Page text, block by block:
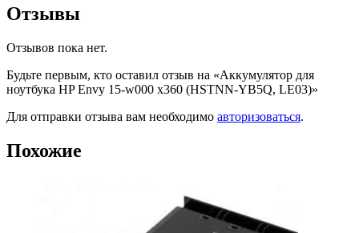
Отзывы
Отзывов пока нет.
Будьте первым, кто оставил отзыв на «Аккумулятор для
ноутбука HP Envy 15-w000 x360 (HSTNN-YB5Q, LE03)»
Для отправки отзыва вам необходимо авторизоваться.
Похожие